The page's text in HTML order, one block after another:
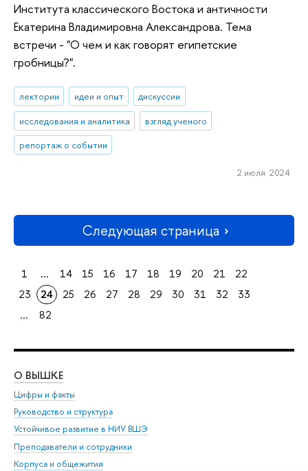
Института классического Востока и античности
Екатерина Владимировна Александрова. Тема
встречи - "О чем и как говорят египетские
гробницы?".
лектории идеи и опыт
дискуссии
исследования и аналитика
взгляд ученого
репортаж о событии
2 июля 2024
Следующая страница
1 ... 14 15 16 17 18 19 20 21
22
23
24 25 26 27 28 29 30 31 32
33
...
82
О ВЫШКЕ
Цифры и факты
Руководство и структура
Устойчивое развитие в НИУ ВШЭ
Преподаватели и сотрудники
Корпуса и общежития